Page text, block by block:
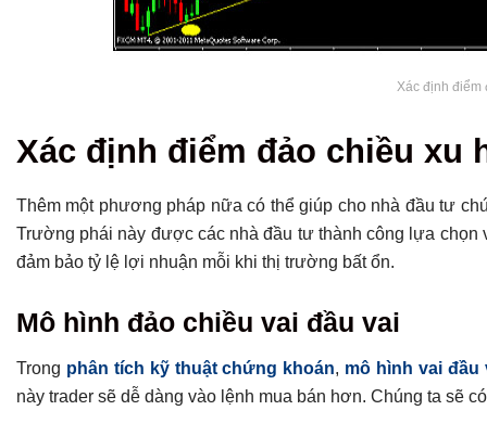
Xác định điểm
Xác định điểm đảo chiều xu
Thêm một phương pháp nữa có thể giúp cho nhà đầu tư
Trường phái này được các nhà đầu tư thành công lựa
đảm bảo tỷ lệ lợi nhuận mỗi khi thị trường bất ổn.
Mô hình đảo chiều vai đầu vai
Trong phân tích kỹ thuật chứng khoán, mô hình vai đầu
này trader sẽ dễ dàng vào lệnh mua bán hơn. Chúng ta sẽ